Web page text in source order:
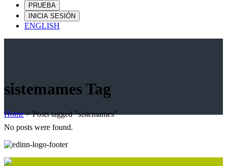
PRUEBA
INICIA SESIÓN
ENGLISH
sistemames Tag
Home>Posts tagged "sistemames"
No posts were found.